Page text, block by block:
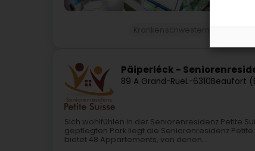
Krankenschwestern und
Päiperléck -
89 A Grand-RueL-6310Beaufort
Sich wohlfühlen in der Seniorenresidenz Petite
gepflegten Park liegt die Seniorenresidenz
bietet 48 Appartements, von denen...